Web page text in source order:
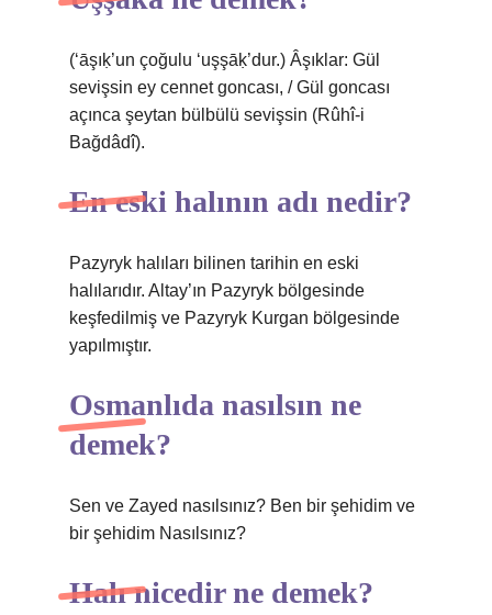
(‘āşıḳ’un çoğulu ‘uşşāḳ’dur.) Âşıklar: Gül
sevişsin ey cennet goncası, / Gül goncası
açınca şeytan bülbülü sevişsin (Rûhî-i
Bağdâdî).
En eski halının adı nedir?
Pazyryk halıları bilinen tarihin en eski
halılarıdır. Altay’ın Pazyryk bölgesinde
keşfedilmiş ve Pazyryk Kurgan bölgesinde
yapılmıştır.
Osmanlıda nasılsın ne
demek?
Sen ve Zayed nasılsınız? Ben bir şehidim ve
bir şehidim Nasılsınız?
Halı nicedir ne demek?